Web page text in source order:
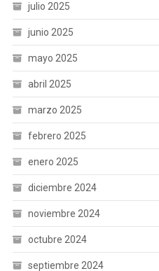
julio 2025
junio 2025
mayo 2025
abril 2025
marzo 2025
febrero 2025
enero 2025
diciembre 2024
noviembre 2024
octubre 2024
septiembre 2024